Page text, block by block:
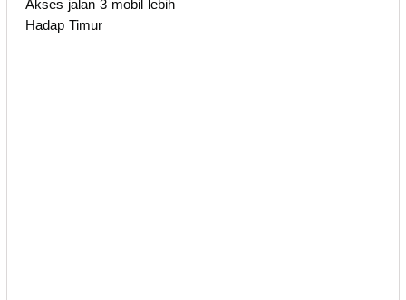
Akses jalan 3 mobil lebih
Hadap Timur